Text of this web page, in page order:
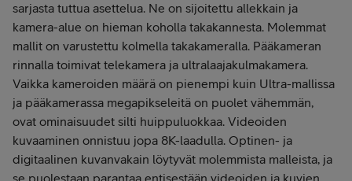
sarjasta tuttua asettelua. Ne on sijoitettu allekkain ja
kamera-alue on hieman koholla takakannesta. Molemmat
mallit on varustettu kolmella takakameralla. Pääkameran
rinnalla toimivat telekamera ja ultralaajakulmakamera.
Vaikka kameroiden määrä on pienempi kuin Ultra-mallissa
ja pääkamerassa megapikseleitä on puolet vähemmän,
ovat ominaisuudet silti huippuluokkaa. Videoiden
kuvaaminen onnistuu jopa 8K-laadulla. Optinen- ja
digitaalinen kuvanvakain löytyvät molemmista malleista, ja
se puolestaan parantaa entisestään videoiden ja kuvien